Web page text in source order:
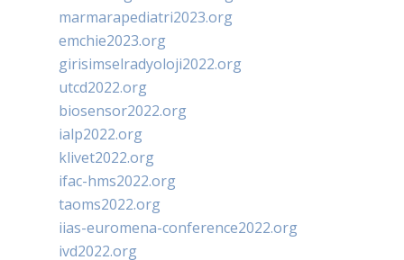
marmarapediatri2023.org
emchie2023.org
girisimselradyoloji2022.org
utcd2022.org
biosensor2022.org
ialp2022.org
klivet2022.org
ifac-hms2022.org
taoms2022.org
iias-euromena-conference2022.org
ivd2022.org